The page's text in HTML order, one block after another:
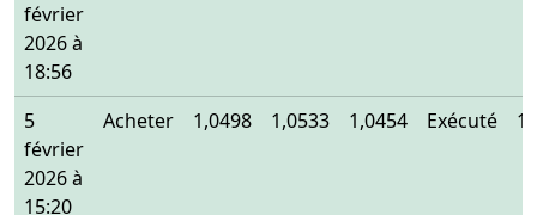
février
2026 à
18:56
5
février
2026 à
15:20
Acheter 1,0498 1,0533 1,0454 Exécuté